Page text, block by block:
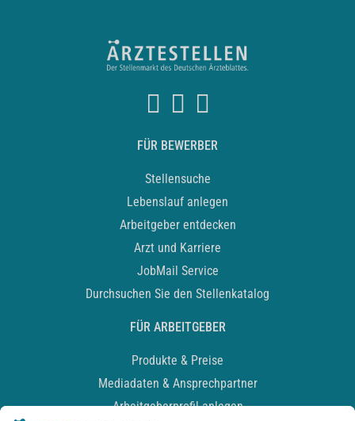
FÜR BEWERBER
Stellensuche
Lebenslauf anlegen
Arbeitgeber entdecken
Arzt und Karriere
JobMail Service
Durchsuchen Sie den Stellenkatalog
FÜR ARBEITGEBER
Produkte & Preise
Mediadaten & Ansprechpartner
Arbeitgeberprofil anlegen